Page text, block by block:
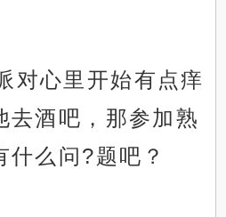
对心里开始有点痒
去酒吧，那参加熟
什么问?题吧？